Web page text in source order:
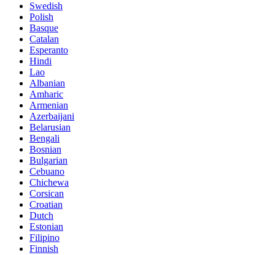
Swedish
Polish
Basque
Catalan
Esperanto
Hindi
Lao
Albanian
Amharic
Armenian
Azerbaijani
Belarusian
Bengali
Bosnian
Bulgarian
Cebuano
Chichewa
Corsican
Croatian
Dutch
Estonian
Filipino
Finnish